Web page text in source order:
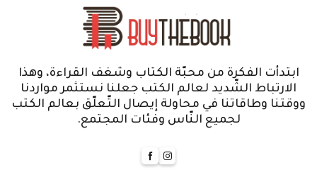
ابتدأت الفكرة من محبّة الكتاب وشغف القراءة، وهذا
الارتباط الشّديد لعالم الكتب جعلنا نستثمر مواردنا
ووقتنا وطاقاتنا في محاولة إيصال التّعلّق بعالم الكتب
لجميع النّاس وفئات المجتمع.